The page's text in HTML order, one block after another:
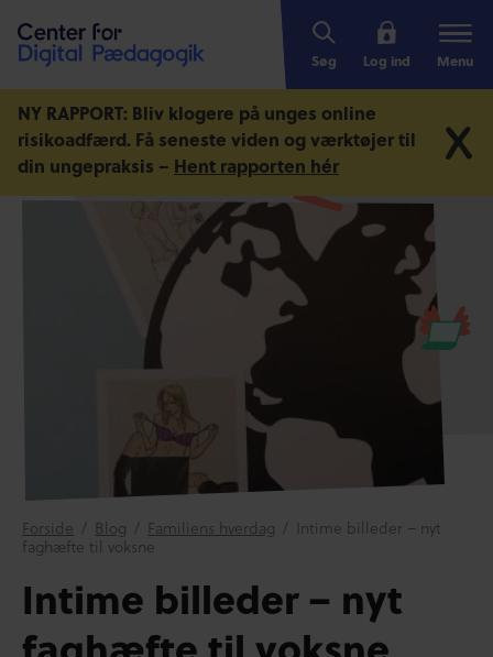
Søg Log ind Menu
NY RAPPORT: Bliv klogere på unges online
risikoadfærd. Få seneste viden og værktøjer til
din ungepraksis – Hent rapporten hér
Forside / Blog / Familiens hverdag /
Intime billeder – nyt
faghæfte til voksne
Intime billeder – nyt